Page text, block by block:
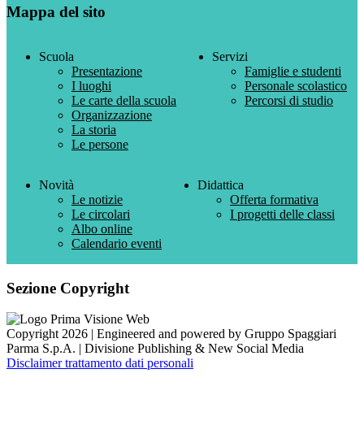
Mappa del sito
Scuola
Presentazione
I luoghi
Le carte della scuola
Organizzazione
La storia
Le persone
Servizi
Famiglie e studenti
Personale scolastico
Percorsi di studio
Novità
Le notizie
Le circolari
Albo online
Calendario eventi
Didattica
Offerta formativa
I progetti delle classi
Sezione Copyright
Copyright 2026 | Engineered and powered by Gruppo Spaggiari
Parma S.p.A. | Divisione Publishing & New Social Media
Disclaimer trattamento dati personali